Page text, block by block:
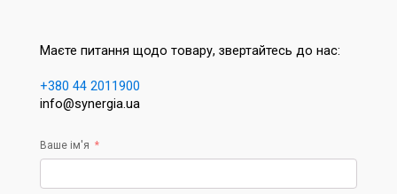
Маєте питання щодо товару, звертайтесь до нас:
+380 44 2011900
info@synergia.ua
Ваше ім'я